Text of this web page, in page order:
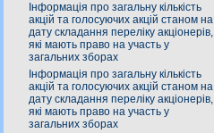
Інформація про загальну кількість
акцій та голосуючих акцій станом на
дату складання переліку акціонерів,
які мають право на участь у
загальних зборах
Інформація про загальну кількість
акцій та голосуючих акцій станом на
дату складання переліку акціонерів,
які мають право на участь у
загальних зборах